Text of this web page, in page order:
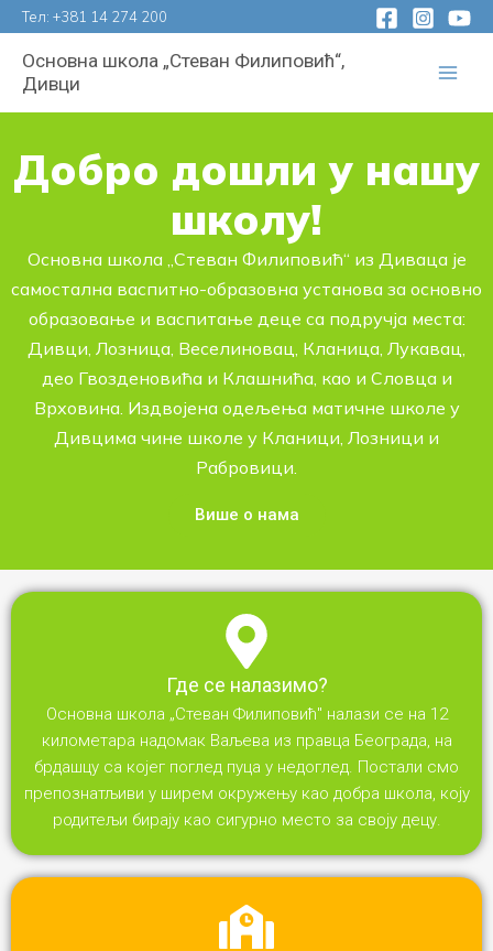
Пређи
на
садржај
Тел: +381 14 274 200
Основна школа „Стеван Филиповић“,
Дивци
Добро дошли у нашу
школу!
Основна школа „Стеван Филиповић“ из Диваца је
самостална васпитно-образовна установа за основно
образовање и васпитање деце са подручја места:
Дивци, Лозница, Веселиновац, Кланица, Лукавац,
део Гвозденовића и Клашнића, као и Словца и
Врховина. Издвојена одељења матичне школе у
Дивцима чине школе у Кланици, Лозници и
Рабровици.
Више о нама
Где се налазимо?
Основна школа „Стеван Филиповић" налази се на 12
километара надомак Ваљева из правца Београда, на
брдашцу са којег поглед пуца у недоглед. Постали смо
препознатљиви у ширем окружењу као добра школа, коју
родитељи бирају као сигурно место за своју децу.